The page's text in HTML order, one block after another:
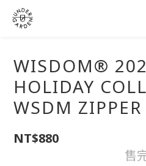
WISDOM®
HOLIDAY
WSDM ZIPPER
NT$880
售